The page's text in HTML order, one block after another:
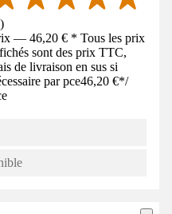
)
— 46,20 € * Tous les prix
sont des prix TTC,
de livraison en sus si
par pce46,20 €*/